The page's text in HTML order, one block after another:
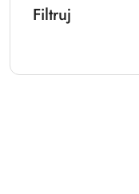
Filtruj